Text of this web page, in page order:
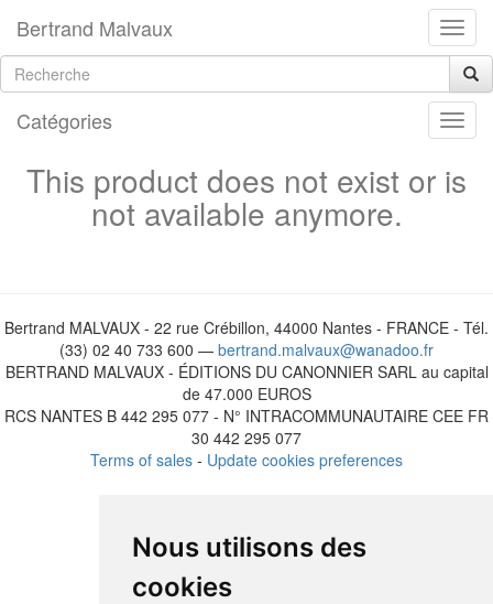
Nous utilisons des
cookies
Bertrand Malvaux
Catégories
This product does not exist or is
not available anymore.
Bertrand MALVAUX - 22 rue Crébillon, 44000 Nantes - FRANCE - Tél.
(33) 02 40 733 600 — bertrand.malvaux@wanadoo.fr
BERTRAND MALVAUX - ÉDITIONS DU CANONNIER SARL au capital
de 47.000 EUROS
RCS NANTES B 442 295 077 - N° INTRACOMMUNAUTAIRE CEE FR
30 442 295 077
Terms of sales - Update cookies preferences